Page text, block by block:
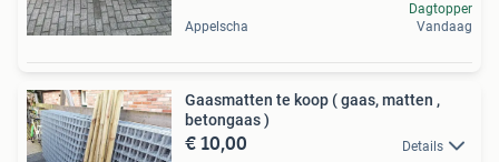
Appelscha
Dagtopper
Vandaag
Gaasmatten te koop ( gaas, matten ,
betongaas )
€ 10,00 Details